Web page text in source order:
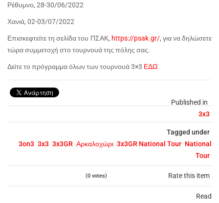
Published in
3x3
Tagged under
3on3 3x3 3x3GR Αρκαλοχώρι 3x3GR National Tour National
Tour
Rate this item
(0 votes)
Read
Ρέθυμνο, 28-30/06/2022
Χανιά, 02-03/07/2022
Επισκεφτείτε τη σελίδα του ΠΣΑΚ, https://psak.gr/, για να δηλώσετε
τώρα συμμετοχή στο τουρνουά της πόλης σας.
Δείτε το πρόγραμμα όλων των τουρνουά 3×3 ΕΔΩ